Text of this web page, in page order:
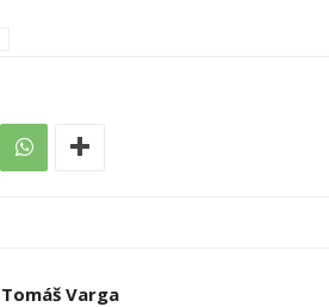
Tomáš Varga